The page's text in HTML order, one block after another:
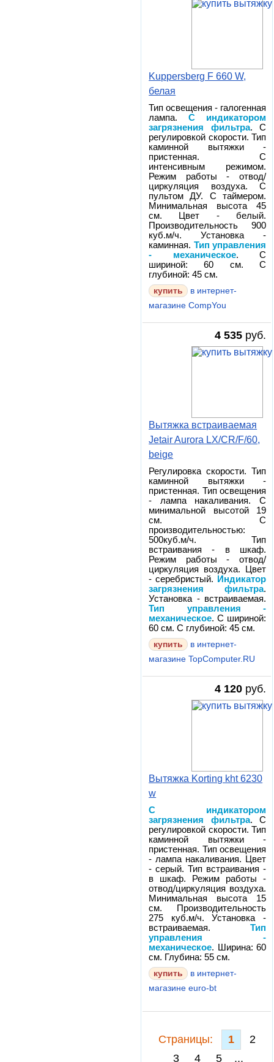
Kuppersberg F 660 W,
белая
Тип освещения - галогенная
лампа.С индикатором
загрязнения фильтра. С
регулировкой скорости. Тип
каминной вытяжки -
пристенная. С
интенсивным режимом.
Режим работы - отвод/
циркуляция воздуха. С
пультом ДУ. С таймером.
Минимальная высота 45
см. Цвет - белый.
Производительность 900
куб.м/ч. Установка -
каминная. Тип управления
- механическое. С
шириной: 60 см. С
глубиной: 45 см.
в интернет-
магазине CompYou
4 535 руб.
Вытяжка встраиваемая
Jetair Aurora LX/CR/F/60,
beige
Регулировка скорости. Тип
каминной вытяжки -
пристенная. Тип освещения
- лампа накаливания. С
минимальной высотой 19
см. С
производительностью:
500куб.м/ч. Тип
встраивания - в шкаф.
Режим работы - отвод/
циркуляция воздуха. Цвет
- серебристый. Индикатор
загрязнения фильтра.
Установка - встраиваемая.
Тип управления -
механическое. С шириной:
60 см. С глубиной: 45 см.
в интернет-
магазине TopComputer.RU
4 120 руб.
Вытяжка Korting kht 6230
w
С индикатором
загрязнения фильтра. С
регулировкой скорости. Тип
каминной вытяжки -
пристенная. Тип освещения
- лампа накаливания. Цвет
- серый. Тип встраивания -
в шкаф. Режим работы -
отвод/циркуляция воздуха.
Минимальная высота 15
см. Производительность
275 куб.м/ч. Установка -
встраиваемая.Тип
управления -
механическое. Ширина: 60
см. Глубина: 55 см.
в интернет-
магазине euro-bt
Cтраницы: 1
2
3
4 5
...